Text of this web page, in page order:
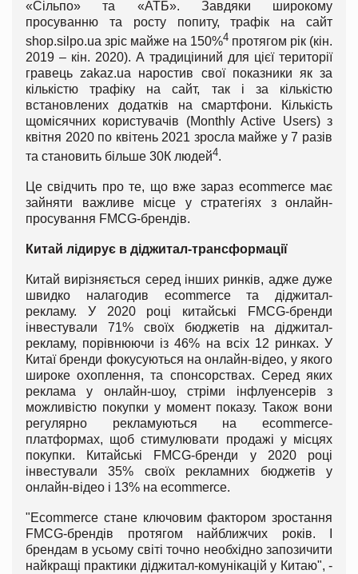
«Сільпо» та «АТБ». Завдяки широкому
просуванню та росту попиту, трафік на сайт
shop.silpo.ua зріс майже на 150%4 протягом рік (кін.
2019 – кін. 2020). А традиціиний для цієї території
гравець zakaz.ua наростив свої показники як за
кількістю трафіку на сайт, так і за кількістю
встановлених додатків на смартфони. Кількість
щомісячних користувачів (Monthly Active Users) з
квітня 2020 по квітень 2021 зросла майже у 7 разів
та становить більше 30К людей4.
Це свідчить про те, що вже зараз ecommerce має
зайняти важливе місце у стратегіях з онлайн-
просування FMCG-брендів.
Китай лідирує в діджитал-трансформації
Китай вирізняється серед інших ринків, адже дуже
швидко налагодив ecommerce та діджитал-
рекламу. У 2020 році китайські FMCG-бренди
інвестували 71% своїх бюджетів на діджитал-
рекламу, порівнюючи із 46% на всіх 12 ринках. У
Китаї бренди фокусуються на онлайн-відео, у якого
широке охоплення, та спонсорствах. Серед яких
реклама у онлайн-шоу, стріми інфлуенсерів з
можливістю покупки у момент показу. Також вони
регулярно рекламуються на ecommerce-
платформах, щоб стимулювати продажі у місцях
покупки. Китайські FMCG-бренди у 2020 році
інвестували 35% своїх рекламних бюджетів у
онлайн-відео і 13% на ecommerce.
"Ecommerce стане ключовим фактором зростання
FMCG-брендів протягом найближчих років. І
брендам в усьому світі точно необхідно запозичити
найкращі практики діджитал-комунікацій у Китаю", -